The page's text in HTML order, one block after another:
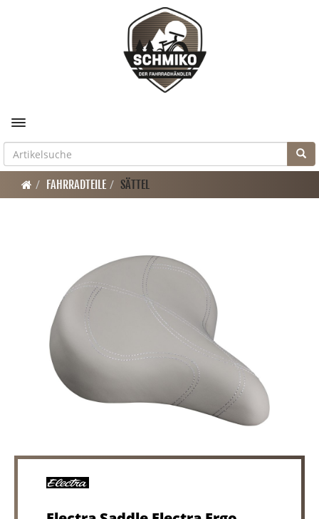
Toggle navigation
FAHRRADTEILE SÄTTEL